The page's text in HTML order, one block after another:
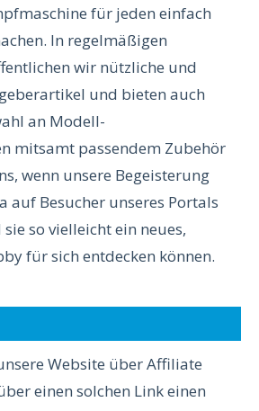
für jeden einfach
In regelmäßigen
wir nützliche und
und bieten auch
an Modell-
mitsamt passendem Zubehör
wenn unsere Begeisterung
auf Besucher unseres Portals
so vielleicht ein neues,
für sich entdecken können.
Website über Affiliate
einen solchen Link einen